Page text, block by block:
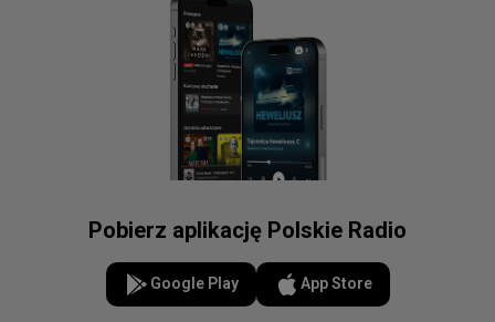
Pobierz aplikację Polskie Radio
Google Play App Store